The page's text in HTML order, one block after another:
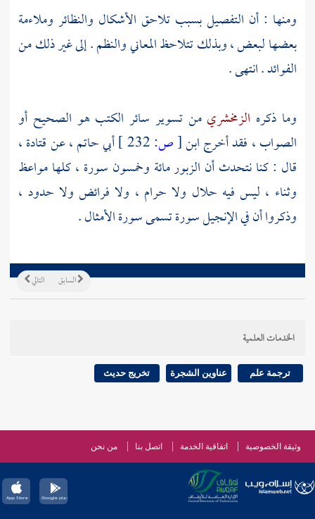
ومنها : أن التفصيل بسبب تلاحق الأشكال والنظائر وملاءمة
بعضها لبعض ، وبذلك تتلاحظ المعاني والنظم . إلى غير ذلك من
الفوائد . انتهى .
وما ذكره الزمخشريمن تسوير سائر الكتب هو الصحيح أو
الصواب ، فقد أخرجابن[ص: أبي حاتم ،عنقتادة،
قال : كنا نتحدث أن الزبور مائة وخمسون سورة ، كلها مواعظ
وثناء ، ليس فيه حلال ولا حرام ، ولا فرائض ولا حدود ،
وذكروا أن في الإنجيل سورة تسمى سورة الأمثال .
التالي السابق
الخدمات العلمية
ترجمة علم عناوين الشجرة تخريج حديث
وثيقة الخصوصية اتفاقية الخدمة اتصل بنا من نحن